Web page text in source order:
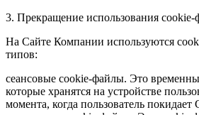
3. Прекращение использования cookie-
На Сайте Компании используются
типов:
сеансовые cookie-файлы. Это
которые хранятся на устройстве
момента, когда пользователь